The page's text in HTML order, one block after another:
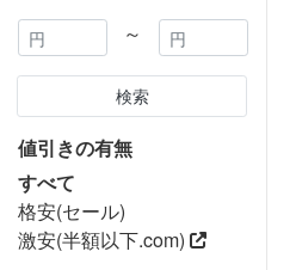
～
検索
値引きの有無
すべて
格安(セール)
激安(半額以下.com)